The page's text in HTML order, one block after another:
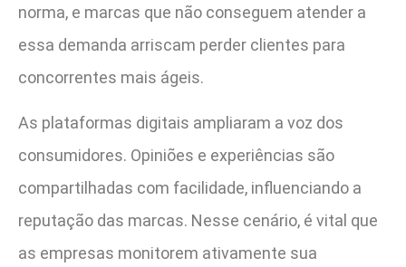
norma, e marcas que não conseguem atender a
essa demanda arriscam perder clientes para
concorrentes mais ágeis.
As plataformas digitais ampliaram a voz dos
consumidores. Opiniões e experiências são
compartilhadas com facilidade, influenciando a
reputação das marcas. Nesse cenário, é vital que
as empresas monitorem ativamente sua